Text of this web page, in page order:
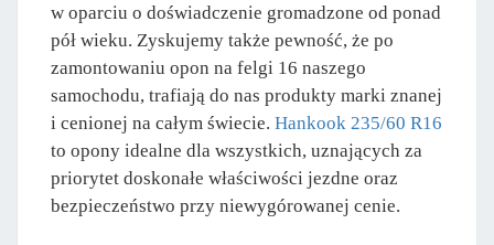
w oparciu o doświadczenie gromadzone od ponad
pół wieku. Zyskujemy także pewność, że po
zamontowaniu opon na felgi 16 naszego
samochodu, trafiają do nas produkty marki znanej
i cenionej na całym świecie. Hankook 235/60 R16
to opony idealne dla wszystkich, uznających za
priorytet doskonałe właściwości jezdne oraz
bezpieczeństwo przy niewygórowanej cenie.